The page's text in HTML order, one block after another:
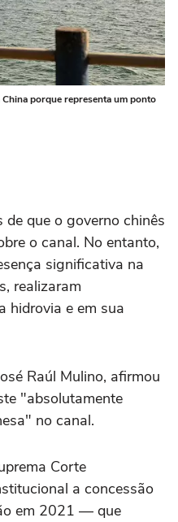
porque representa um ponto
que o governo chinês
o canal. No entanto,
significativa na
realizaram
hidrovia e em sua
Raúl Mulino, afirmou
"absolutamente
no canal.
Corte
a concessão
em 2021 — que